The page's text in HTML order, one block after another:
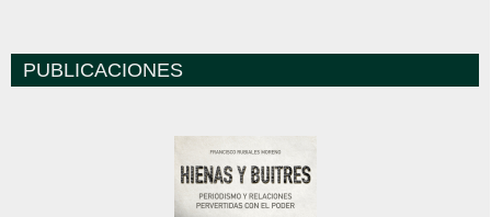
PUBLICACIONES